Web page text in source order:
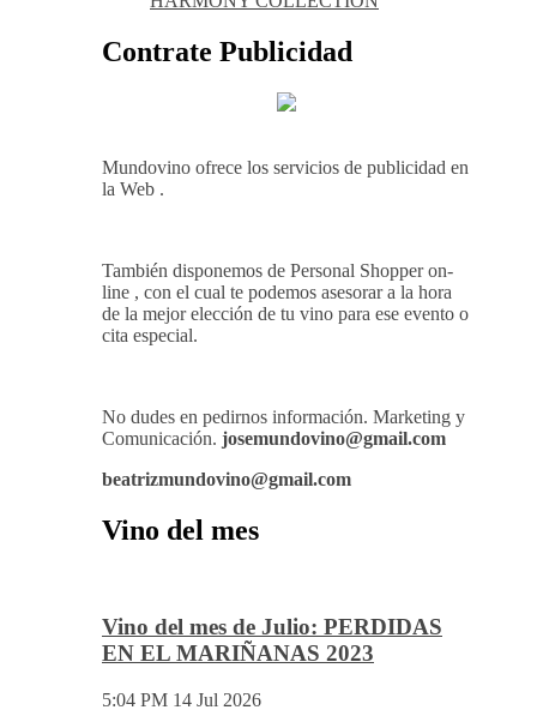
Contrate Publicidad
Mundovino ofrece los servicios de publicidad en
la Web .
También disponemos de Personal Shopper on-
line , con el cual te podemos asesorar a la hora
de la mejor elección de tu vino para ese evento o
cita especial.
No dudes en pedirnos información. Marketing y
Comunicación. josemundovino@gmail.com
beatrizmundovino@gmail.com
Vino del mes
Vino del mes de Julio: PERDIDAS
EN EL MARIÑANAS 2023
5:04 PM 14 Jul 2026